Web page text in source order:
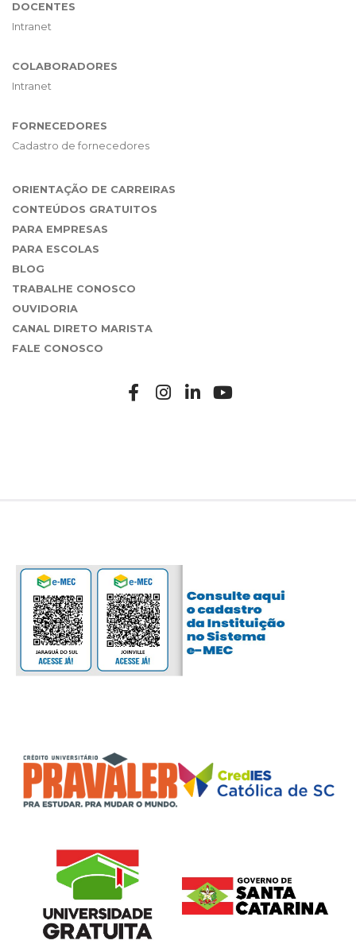
DOCENTES
Intranet
COLABORADORES
Intranet
FORNECEDORES
Cadastro de fornecedores
ORIENTAÇÃO DE CARREIRAS
CONTEÚDOS GRATUITOS
PARA EMPRESAS
PARA ESCOLAS
BLOG
TRABALHE CONOSCO
OUVIDORIA
CANAL DIRETO MARISTA
FALE CONOSCO